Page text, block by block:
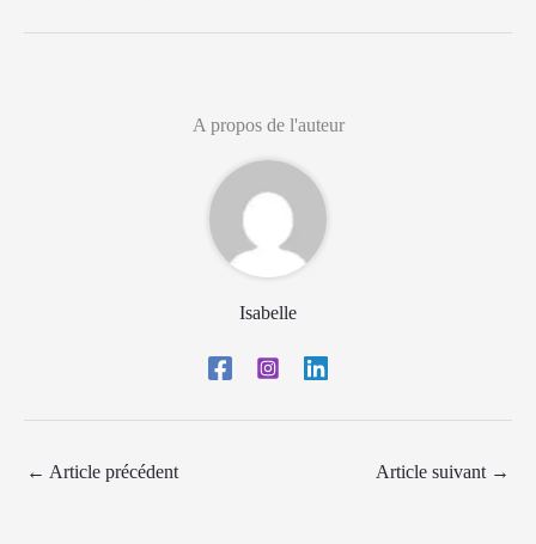
A propos de l'auteur
Isabelle
← Article précédent Article suivant →